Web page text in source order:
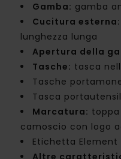
Gamba: gamba
Cucitura esterna:
lunghezza lunga
Apertura della
Tasche: tasca
Tasche
Tasca
Marcatura:
camoscio con logo
Etichetta